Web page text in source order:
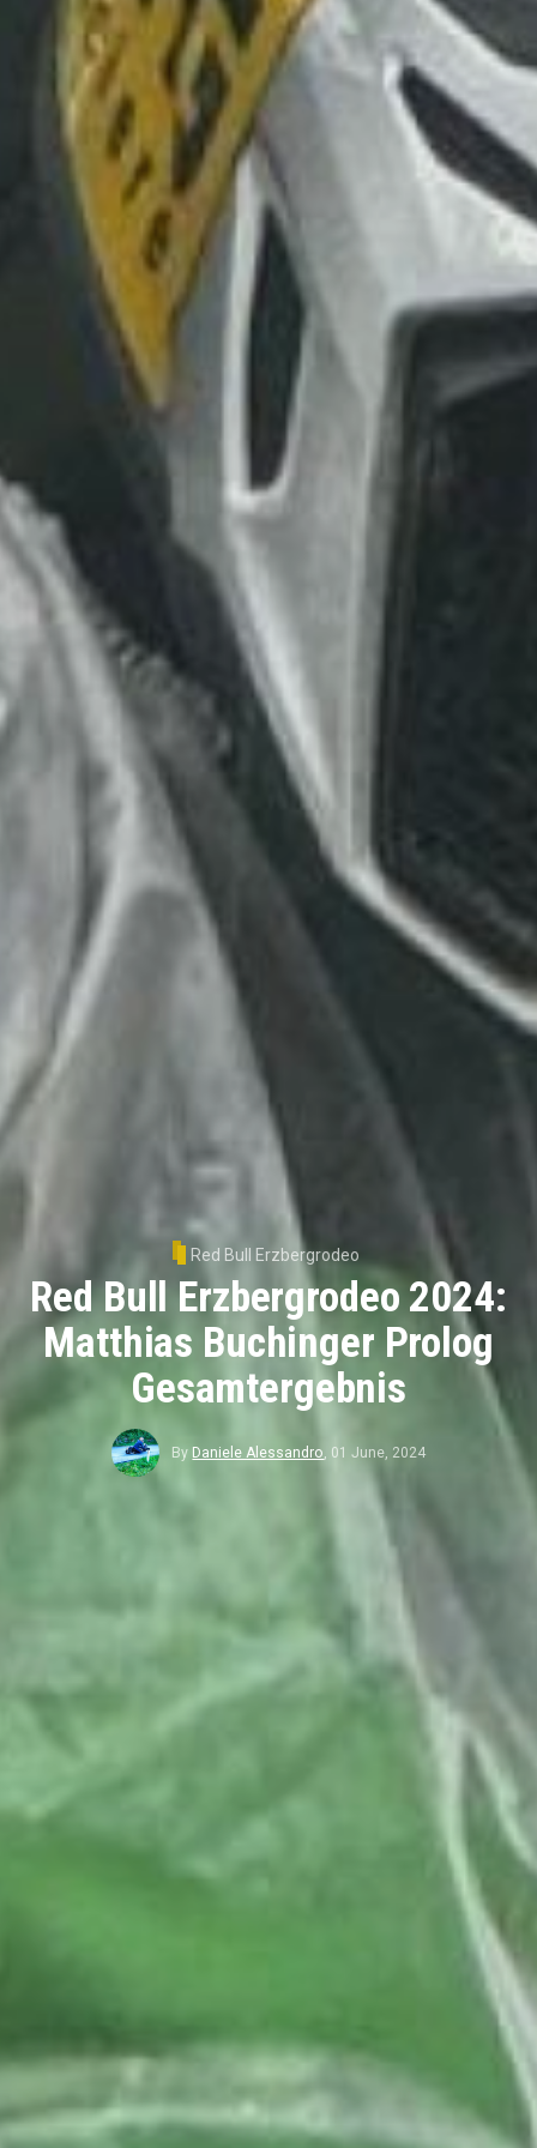
Red Bull Erzbergrodeo
Red Bull Erzbergrodeo 2024:
Matthias Buchinger Prolog
Gesamtergebnis
By Daniele Alessandro, 01 June, 2024